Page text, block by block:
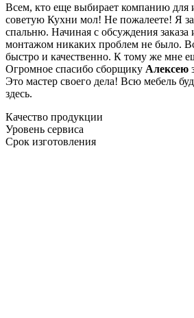
Всем, кто еще выбирает компанию для
советую Кухни мол! Не пожалеете! Я
спальню. Начиная с обсуждения заказа
монтажом никаких проблем не было.
быстро и качественно. К тому же мне
Огромное спасибо сборщику Алексею
Это мастер своего дела! Всю мебель
здесь.
Качество продукции
Уровень сервиса
Срок изготовления